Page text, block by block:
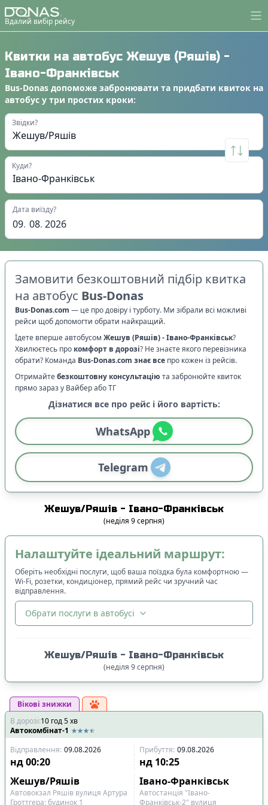
Вдалий вибір рейсу
Квитки на автобус Жешув (Ряшів) -
Івано-Франківськ
Bus-Donas допоможе забронювати та придбати квиток на
автобус у три простих кроки:
Звідки?
Куди?
Дата виїзду?
09. 08. 2026
Замовити безкоштовний підбір квитка
на автобус Bus-Donas
Bus-Donas.com — це про довіру і турботу. Ми зібрали всі можливі
рейси щоб допомогти обрати найкращий.
Їдете вперше автобусом Жешув (Ряшів)-Івано-Франківськ?
Хвилюєтесь про комфорт в дорозі? Не знаєте якого перевізника
обрати? Команда Bus-Donas.com знає все про кожен із рейсів.
Отримайтебезкоштовну консультацію та забронюйте квиток
прямо зараз у Вайбер або ТГ
Дізнатися все про рейс і його вартість:
WhatsApp
Telegram
Жешув/Ряшів - Івано-Франківськ
(неділя 9серпня)
Налаштуйте ідеальний маршрут:
Оберіть необхідні послуги, щоб ваша поїздка була комфортною —
Wi-Fi, розетки, кондиціонер, прямий рейс чи зручний час
відправлення.
Обрати послуги в автобусі
Ціна квитка
Спочатку дешевші
Час відправлення
Спочатку ранні
Спочатку вечірні
Час прибуття
Спочатку ранні
Спочатку вечірні
Жешув/Ряшів - Івано-Франківськ
(неділя 9серпня)
Вікові знижки
В дорозі:10 год5хв
Автокомбінат-1
Відправлення: 09.08.2026 Прибуття: 09.08.2026
нд00:20 нд 10:25
Жешув/Ряшів
Івано-Франківськ
Автовокзал Ряшів вулиця Артура
Гроттгера; будинок 1
Автостанція "Івано-
Франківськ-2" вулиця